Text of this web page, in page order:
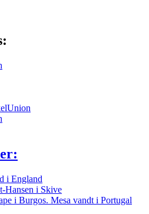
i England
Hansen i Skive
i Burgos. Mesa vandt i Portugal